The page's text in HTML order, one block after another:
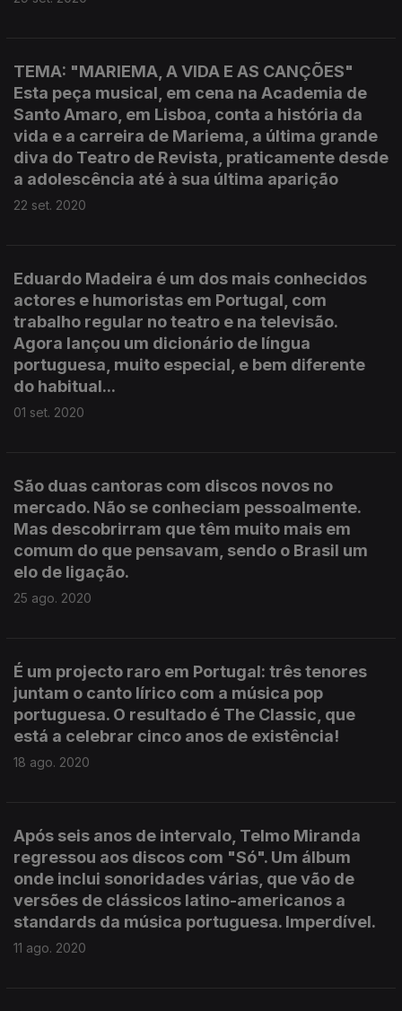
TEMA: "MARIEMA, A VIDA E AS CANÇÕES"
Esta peça musical, em cena na Academia de
Santo Amaro, em Lisboa, conta a história da
vida e a carreira de Mariema, a última grande
diva do Teatro de Revista, praticamente desde
a adolescência até à sua última aparição
22 set. 2020
Eduardo Madeira é um dos mais conhecidos
actores e humoristas em Portugal, com
trabalho regular no teatro e na televisão.
Agora lançou um dicionário de língua
portuguesa, muito especial, e bem diferente
do habitual...
01 set. 2020
São duas cantoras com discos novos no
mercado. Não se conheciam pessoalmente.
Mas descobrirram que têm muito mais em
comum do que pensavam, sendo o Brasil um
elo de ligação.
25 ago. 2020
É um projecto raro em Portugal: três tenores
juntam o canto lírico com a música pop
portuguesa. O resultado é The Classic, que
está a celebrar cinco anos de existência!
18 ago. 2020
Após seis anos de intervalo, Telmo Miranda
regressou aos discos com "Só". Um álbum
onde inclui sonoridades várias, que vão de
versões de clássicos latino-americanos a
standards da música portuguesa. Imperdível.
11 ago. 2020